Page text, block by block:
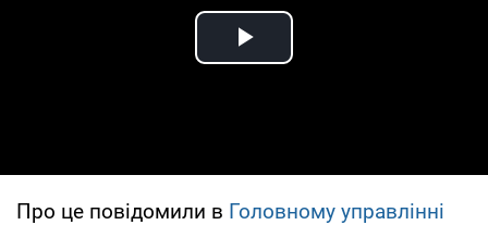
Play Video
Про це повідомили в Головному управлінні